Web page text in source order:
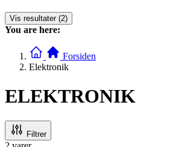
Vis resultater (2)
You are here:
Forsiden
Elektronik
ELEKTRONIK
Filtrer